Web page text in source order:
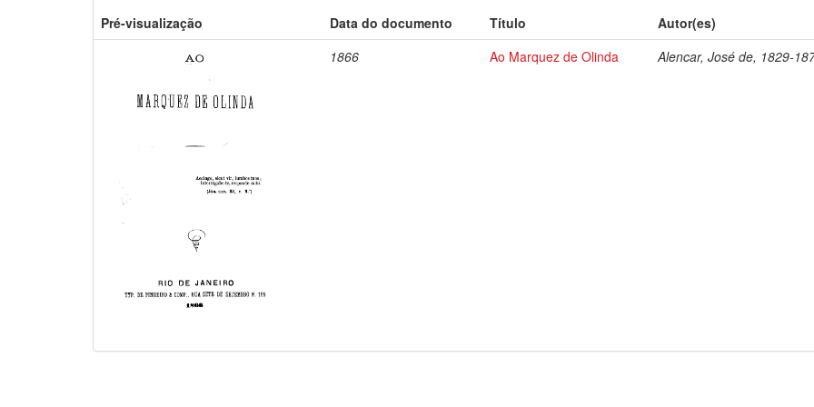
Pré-visualização Data do documento Título
Autor(es)
1866
Ao Marquez de Olinda Alencar, José de, 1829-